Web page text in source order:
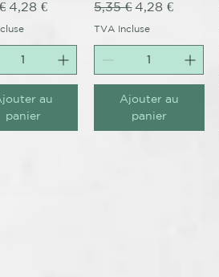
Prix promotionnel
4,28 €
au
panier
Prix original
5,35 €Prix
4,28 €
TVA Incluse
Ajouter au
panier